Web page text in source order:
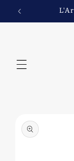
direttamente
ai contenuti
informazioni
prodotto